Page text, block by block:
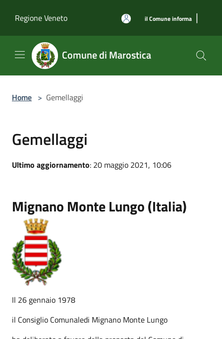
Regione Veneto
il Comune informa |
Comune di Marostica
Home > Gemellaggi
Gemellaggi
Ultimo aggiornamento: 20 maggio 2021, 10:06
Mignano Monte Lungo (Italia)
Il 26 gennaio 1978
il Consiglio Comunaledi Mignano Monte Lungo